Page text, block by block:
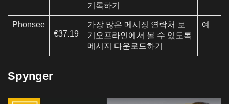
기록하기
Phonsee
€37.19
가장 많은 메시징 연락처 보
기오프라인에서 볼 수 있도록
메시지 다운로드하기
예
Spynger